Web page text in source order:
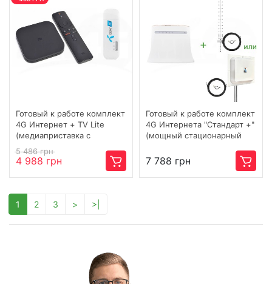
Готовый к работе комплект
4G Интернет + TV Lite
(медиаприставка с
дистанционным
управлением и модем) 4G
/ 3G / LTE
5 486 грн
4 988 грн
Готовый к работе комплект
4G Интернета "Стандарт +"
(мощный стационарный
кабелем и переходником)
4G / 3G / LTE
7 788 грн
1 2 3 > >|